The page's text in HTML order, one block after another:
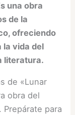
una obra
de la
ofreciendo
la vida del
literatura.
de «Lunar
obra del
Prepárate para